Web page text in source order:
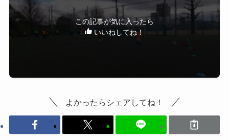
この記事が気に入ったら
いいねしてね！
よかったらシェアしてね！